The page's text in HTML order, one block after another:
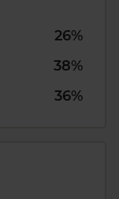
26%
38%
36%